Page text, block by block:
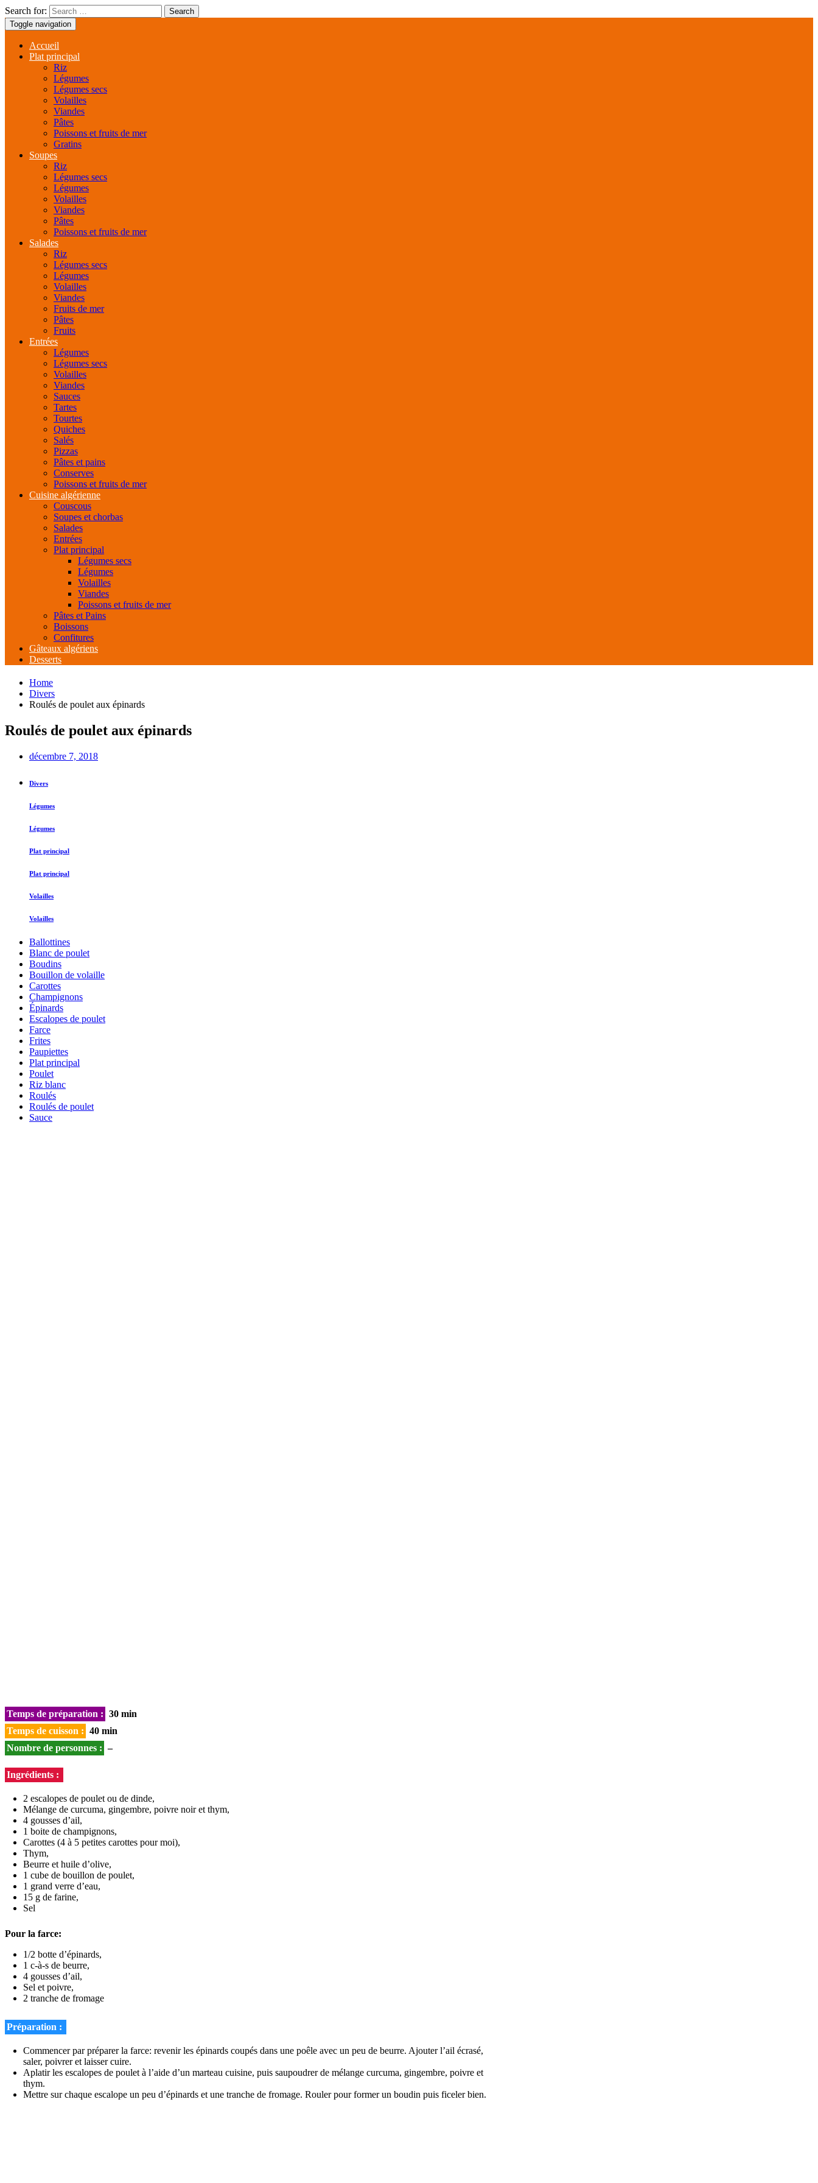
Search for:
Toggle navigation
Accueil
Plat principal
Riz
Légumes
Légumes secs
Volailles
Viandes
Pâtes
Poissons et fruits de mer
Gratins
Soupes
Riz
Légumes secs
Légumes
Volailles
Viandes
Pâtes
Poissons et fruits de mer
Salades
Riz
Légumes secs
Légumes
Volailles
Viandes
Fruits de mer
Pâtes
Fruits
Entrées
Légumes
Légumes secs
Volailles
Viandes
Sauces
Tartes
Tourtes
Quiches
Salés
Pizzas
Pâtes et pains
Conserves
Poissons et fruits de mer
Cuisine algérienne
Couscous
Soupes et chorbas
Salades
Entrées
Plat principal
Légumes secs
Légumes
Volailles
Viandes
Poissons et fruits de mer
Pâtes et Pains
Boissons
Confitures
Gâteaux algériens
Desserts
Home
Divers
Roulés de poulet aux épinards
Roulés de poulet aux épinards
décembre 7, 2018
Divers
Légumes
Légumes
Plat principal
Plat principal
Volailles
Volailles
Ballottines
Blanc de poulet
Boudins
Bouillon de volaille
Carottes
Champignons
Épinards
Escalopes de poulet
Farce
Frites
Paupiettes
Plat principal
Poulet
Riz blanc
Roulés
Roulés de poulet
Sauce
Temps de préparation : 30 min
Temps de cuisson : 40 min
Nombre de personnes : –
Ingrédients :
2 escalopes de poulet ou de dinde,
Mélange de curcuma, gingembre, poivre noir et thym,
4 gousses d’ail,
1 boite de champignons,
Carottes (4 à 5 petites carottes pour moi),
Thym,
Beurre et huile d’olive,
1 cube de bouillon de poulet,
1 grand verre d’eau,
15 g de farine,
Sel
Pour la farce:
1/2 botte d’épinards,
1 c-à-s de beurre,
4 gousses d’ail,
Sel et poivre,
2 tranche de fromage
Préparation :
Commencer par préparer la farce: revenir les épinards coupés dans une poêle avec un peu de beurre. Ajouter l’ail écrasé,
saler, poivrer et laisser cuire.
Aplatir les escalopes de poulet à l’aide d’un marteau cuisine, puis saupoudrer de mélange curcuma, gingembre, poivre et
thym.
Mettre sur chaque escalope un peu d’épinards et une tranche de fromage. Rouler pour former un boudin puis ficeler bien.